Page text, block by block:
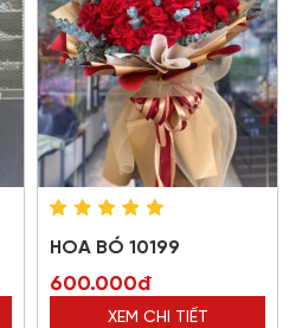
HOA BÓ 10199
600.000đ
XEM CHI TIẾT